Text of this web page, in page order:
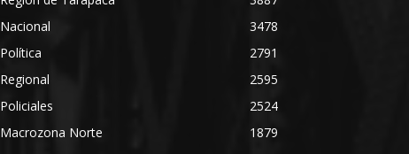
Nacional
3478
Política
2791
Regional
2595
Policiales
2524
Macrozona Norte
1879